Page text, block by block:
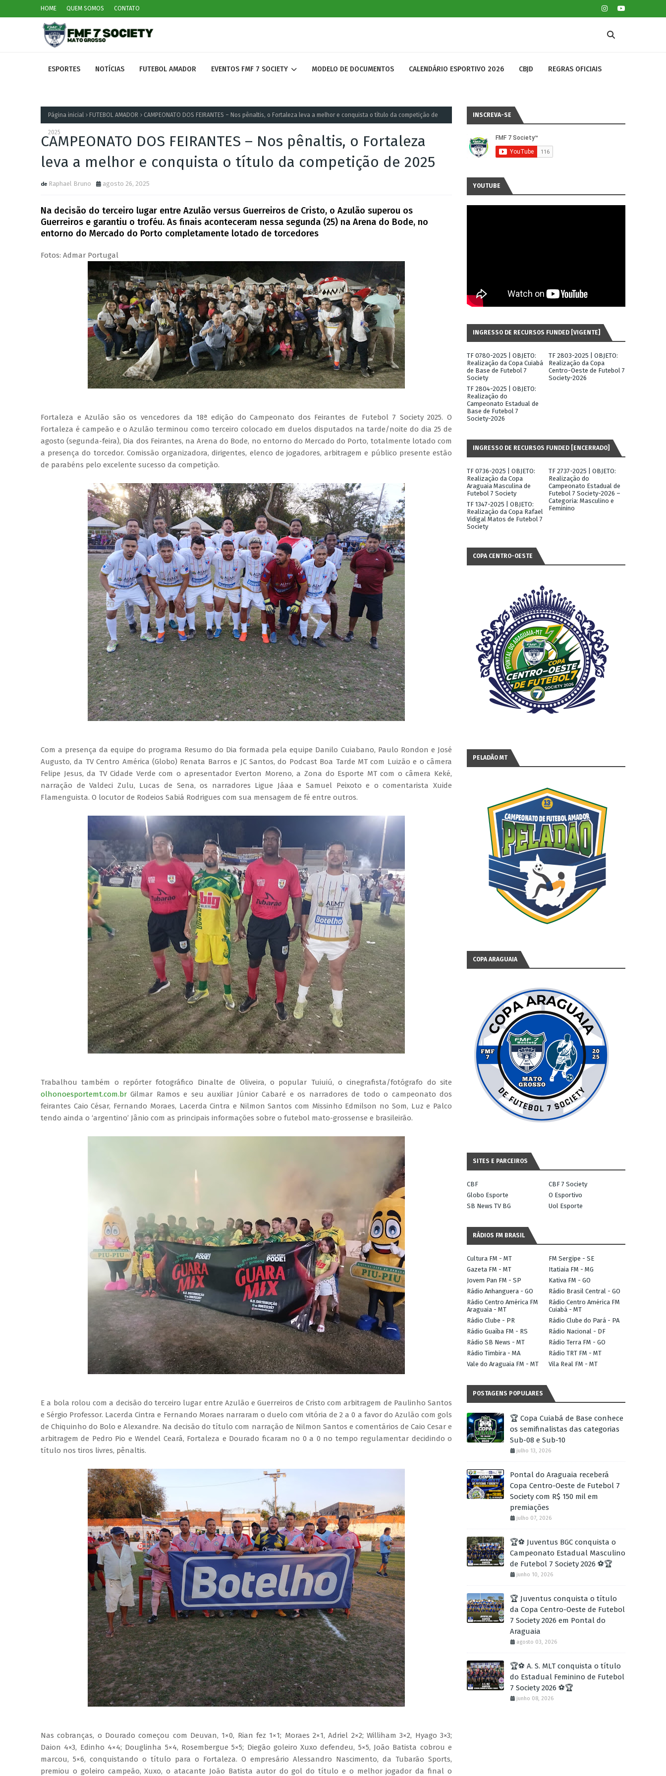
HOME QUEM SOMOS CONTATO
ESPORTES NOTÍCIAS FUTEBOL AMADOR EVENTOS FMF 7 SOCIETY MODELO DE DOCUMENTOS CALENDÁRIO ESPORTIVO 2026 CBJD REGRAS OFICIAIS
Página inicial FUTEBOL AMADOR CAMPEONATO DOS FEIRANTES – Nos pênaltis, o Fortaleza leva a melhor e conquista o título da competição de
2025
CAMPEONATO DOS FEIRANTES – Nos pênaltis, o Fortaleza
leva a melhor e conquista o título da competição de 2025
Raphael Bruno agosto 26, 2025
Na decisão do terceiro lugar entre Azulão versus Guerreiros de Cristo, o Azulão superou os
Guerreiros e garantiu o troféu. As finais aconteceram nessa segunda (25) na Arena do Bode, no
entorno do Mercado do Porto completamente lotado de torcedores
Fotos: Admar Portugal
Fortaleza e Azulão são os vencedores da 18ª edição do Campeonato dos Feirantes de Futebol 7 Society 2025. O
Fortaleza é campeão e o Azulão terminou como terceiro colocado em duelos disputados na tarde/noite do dia 25 de
agosto (segunda-feira), Dia dos Feirantes, na Arena do Bode, no entorno do Mercado do Porto, totalmente lotado com
a presença do torcedor. Comissão organizadora, dirigentes, elenco de jogadores, arbitragem e público presente estão
de parabéns pelo excelente sucesso da competição.
Com a presença da equipe do programa Resumo do Dia formada pela equipe Danilo Cuiabano, Paulo Rondon e José
Augusto, da TV Centro América (Globo) Renata Barros e JC Santos, do Podcast Boa Tarde MT com Luizão e o câmera
Felipe Jesus, da TV Cidade Verde com o apresentador Everton Moreno, a Zona do Esporte MT com o câmera Keké,
narração de Valdeci Zulu, Lucas de Sena, os narradores Ligue Jáaa e Samuel Peixoto e o comentarista Xuide
Flamenguista. O locutor de Rodeios Sabiá Rodrigues com sua mensagem de fé entre outros.
Trabalhou também o repórter fotográfico Dinalte de Oliveira, o popular Tuiuiú, o cinegrafista/fotógrafo do site
olhonoesportemt.com.br Gilmar Ramos e seu auxiliar Júnior Cabaré e os narradores de todo o campeonato dos
feirantes Caio César, Fernando Moraes, Lacerda Cintra e Nilmon Santos com Missinho Edmilson no Som, Luz e Palco
tendo ainda o ‘argentino’ Jânio com as principais informações sobre o futebol mato-grossense e brasileirão.
E a bola rolou com a decisão do terceiro lugar entre Azulão e Guerreiros de Cristo com arbitragem de Paulinho Santos
e Sérgio Professor. Lacerda Cintra e Fernando Moraes narraram o duelo com vitória de 2 a 0 a favor do Azulão com gols
de Chiquinho do Bolo e Alexandre. Na decisão do título com narração de Nilmon Santos e comentários de Caio Cesar e
arbitragem de Pedro Pio e Wendel Ceará, Fortaleza e Dourado ficaram no 0 a 0 no tempo regulamentar decidindo o
título nos tiros livres, pênaltis.
Nas cobranças, o Dourado começou com Deuvan, 1×0, Rian fez 1×1; Moraes 2×1, Adriel 2×2; Williham 3×2, Hyago 3×3;
Daion 4×3, Edinho 4×4; Douglinha 5×4, Rosembergue 5×5; Diegão goleiro Xuxo defendeu, 5×5, João Batista cobrou e
marcou, 5×6, conquistando o título para o Fortaleza. O empresário Alessandro Nascimento, da Tubarão Sports,
premiou o goleiro campeão, Xuxo, o atacante João Batista autor do gol do título e o melhor jogador da final o
INSCREVA-SE
YOUTUBE
INGRESSO DE RECURSOS FUNDED [VIGENTE]
TF 0780-2025 | OBJETO:
Realização da Copa Cuiabá
de Base de Futebol 7
Society
TF 2803-2025 | OBJETO:
Realização da Copa
Centro-Oeste de Futebol 7
Society-2026
TF 2804-2025 | OBJETO:
Realização do
Campeonato Estadual de
Base de Futebol 7
Society-2026
INGRESSO DE RECURSOS FUNDED [ENCERRADO]
TF 0736-2025 | OBJETO:
Realização da Copa
Araguaia Masculina de
Futebol 7 Society
TF 2737-2025 | OBJETO:
Realização do
Campeonato Estadual de
Futebol 7 Society-2026 –
Categoria: Masculino e
Feminino
TF 1347-2025 | OBJETO:
Realização da Copa Rafael
Vidigal Matos de Futebol 7
Society
COPA CENTRO-OESTE
PELADÃO MT
COPA ARAGUAIA
SITES E PARCEIROS
CBF
CBF 7 Society
Globo Esporte
O Esportivo
SB News TV BG
Uol Esporte
RÁDIOS FM BRASIL
Cultura FM - MT
FM Sergipe - SE
Gazeta FM - MT
Itatiaia FM - MG
Jovem Pan FM - SP
Kativa FM - GO
Rádio Anhanguera - GO
Rádio Brasil Central - GO
Rádio Centro América FM
Araguaia - MT
Rádio Centro América FM
Cuiabá - MT
Rádio Clube - PR
Rádio Clube do Pará - PA
Rádio Guaíba FM - RS
Rádio Nacional - DF
Rádio SB News - MT
Rádio Terra FM - GO
Rádio Timbira - MA
Rádio TRT FM - MT
Vale do Araguaia FM - MT
Vila Real FM - MT
POSTAGENS POPULARES
🏆 Copa Cuiabá de Base conhece
os semifinalistas das categorias
Sub-08 e Sub-10
julho 13, 2026
Pontal do Araguaia receberá
Copa Centro-Oeste de Futebol 7
Society com R$ 150 mil em
premiações
julho 07, 2026
🏆⚽ Juventus BGC conquista o
Campeonato Estadual Masculino
de Futebol 7 Society 2026 ⚽🏆
junho 10, 2026
🏆 Juventus conquista o título
da Copa Centro-Oeste de Futebol
7 Society 2026 em Pontal do
Araguaia
agosto 03, 2026
🏆⚽ A. S. MLT conquista o título
do Estadual Feminino de Futebol
7 Society 2026 ⚽🏆
junho 08, 2026